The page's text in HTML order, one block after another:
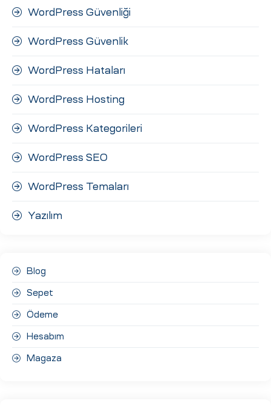
WordPress Güvenliği
WordPress Güvenlik
WordPress Hataları
WordPress Hosting
WordPress Kategorileri
WordPress SEO
WordPress Temaları
Yazılım
Blog
Sepet
Ödeme
Hesabım
Magaza